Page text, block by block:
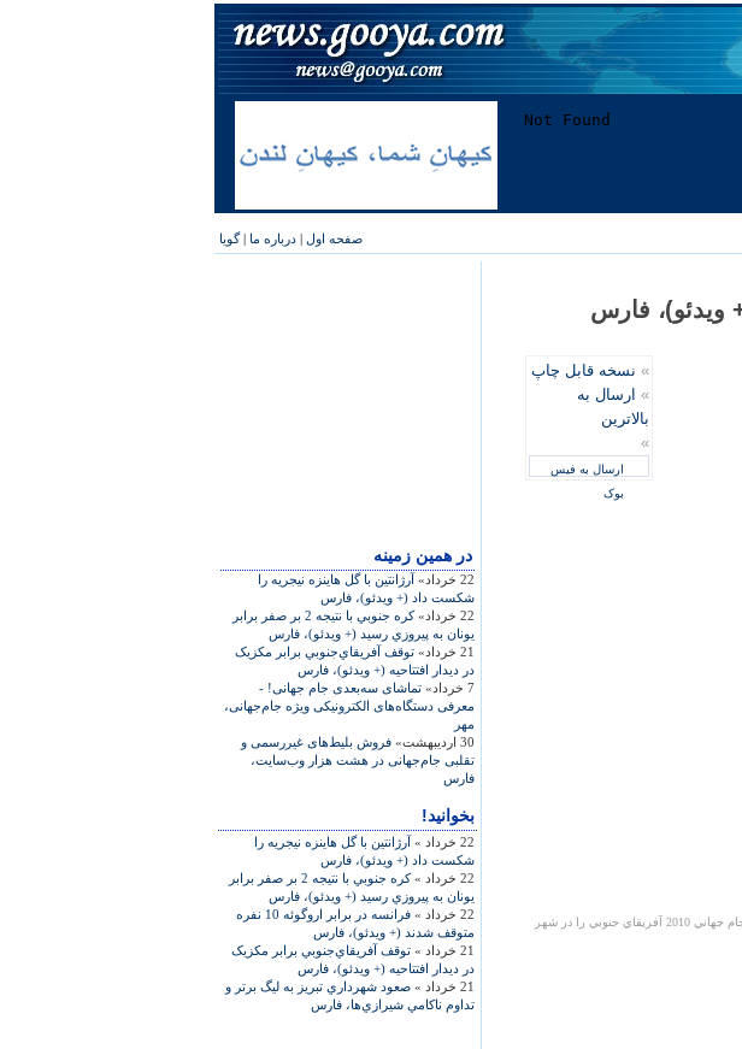
صفحه اول | درباره ما |گویا
در همين زمينه
22 خرداد»
آرژانتين با گل هاينزه نيجريه را
شكست داد (+ ویدئو)، فارس
22 خرداد»
كره جنوبي با نتيجه 2 بر صفر برابر
يونان به پيروزي رسيد (+ ویدئو)، فارس
21 خرداد»
توقف آفريقاي‌جنوبي برابر مكزيک
در ديدار افتتاحيه (+ ویدئو)، فارس
7 خرداد»
تماشای سه‌بعدی جام جهانی! -
معرفی دستگاه‌های الکترونیکی ویژه جام‌جهانی،
مهر
30 اردیبهشت»
فروش بلیط‌های غیررسمی و
تقلبی جام‌جهانی در هشت هزار وب‌سایت،
فارس
بخوانید!
22 خرداد »
آرژانتين با گل هاينزه نيجريه را
شكست داد (+ ویدئو)، فارس
22 خرداد »
كره جنوبي با نتيجه 2 بر صفر برابر
يونان به پيروزي رسيد (+ ویدئو)، فارس
22 خرداد »
فرانسه در برابر اروگوئه 10 نفره
متوقف شدند (+ ویدئو)، فارس
21 خرداد »
توقف آفريقاي‌جنوبي برابر مكزيک
در ديدار افتتاحيه (+ ویدئو)، فارس
21 خرداد »
صعود شهرداري تبريز به ليگ برتر و
تداوم ناكامي شيرازي‌ها، فارس
» نسخه قابل چاپ
» ارسال به
بالاترین
»
ارسال به فیس
بوک
به گزارش خبرگزاري فارس، تيم هاي ملي فرانسه و اروگوئه از ساعت 23 جمعه شب دومين ديدار جام جهاني 2010 آفريقاي جنوبي را در شهر